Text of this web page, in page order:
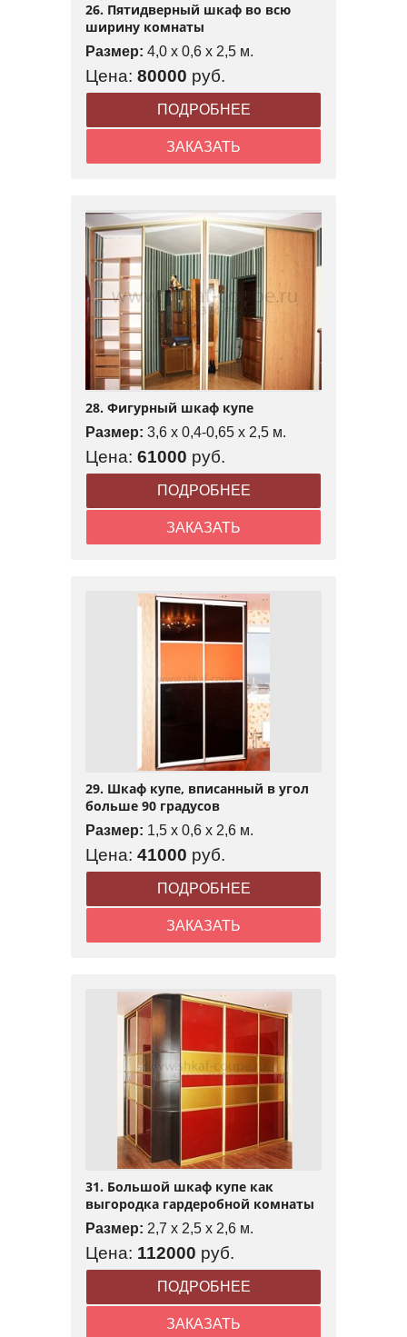
26. Пятидверный шкаф во всю
ширину комнаты
Размер: 4,0 x 0,6 x 2,5 м.
Цена: 80000 руб.
ПОДРОБНЕЕ
ЗАКАЗАТЬ
28. Фигурный шкаф купе
Размер: 3,6 x 0,4-0,65 x 2,5 м.
Цена: 61000 руб.
ПОДРОБНЕЕ
ЗАКАЗАТЬ
29. Шкаф купе, вписанный в угол
больше 90 градусов
Размер: 1,5 x 0,6 x 2,6 м.
Цена: 41000 руб.
ПОДРОБНЕЕ
ЗАКАЗАТЬ
31. Большой шкаф купе как
выгородка гардеробной комнаты
Размер: 2,7 x 2,5 x 2,6 м.
Цена: 112000 руб.
ПОДРОБНЕЕ
ЗАКАЗАТЬ